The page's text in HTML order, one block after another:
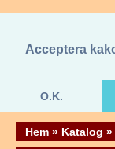
Acceptera
O.K.
Hem » Katalog »